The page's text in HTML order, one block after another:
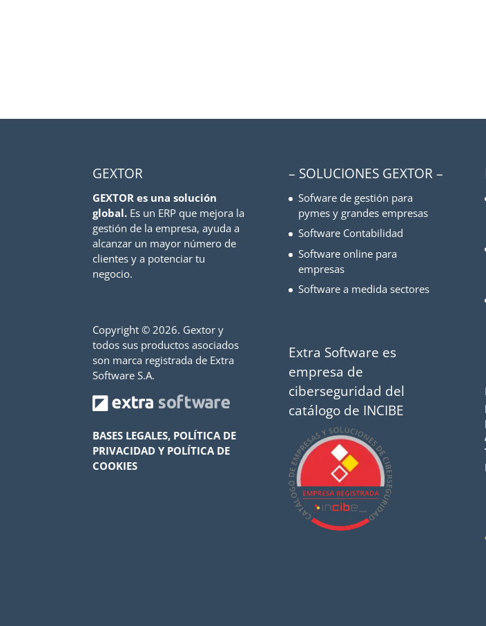
GEXTOR
GEXTOR es una solución
global. Es un ERP que mejora la
gestión de la empresa, ayuda a
alcanzar un mayor número de
clientes y a potenciar tu
negocio.
Copyright ©2026. Gextor y
todos sus productos asociados
son marca registrada de Extra
Software S.A.
BASES LEGALES, POLÍTICA DE
PRIVACIDAD Y POLÍTICA DE
COOKIES
– SOLUCIONES GEXTOR –
Sofware de gestión para
pymes y grandes empresas
Software Contabilidad
Software online para
empresas
Software a medida sectores
Extra Software es
empresa de
ciberseguridad del
catálogo de INCIBE